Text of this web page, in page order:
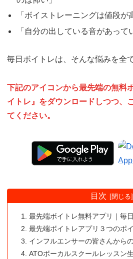
「ボイストレーニングは値段が
「自分の出している音があって
毎日ボイトレは、そんな悩みを全
下記のアイコンから最先端の無料
イトレ』をダウンロードしつつ、
てください。
目次
最先端ボイトレ無料アプリ｜毎
最先端ボイトレアプリ３つのポ
インフルエンサーの皆さんから
ATOボーカルスクールレッスン